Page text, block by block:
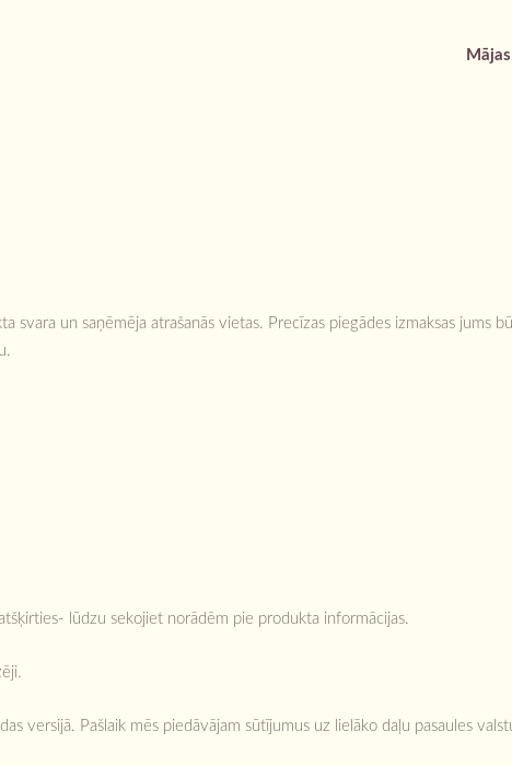
Mājas
svara un saņēmēja atrašanās vietas. Precīzas piegādes izmaksas jums
lūdzu sekojiet norādēm pie produkta informācijas.
versijā. Pašlaik mēs piedāvājam sūtījumus uz lielāko daļu pasaules